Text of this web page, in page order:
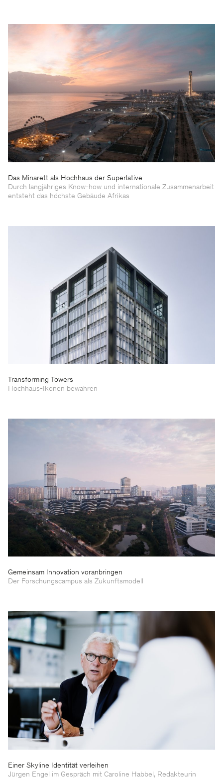
Das Minarett als Hochhaus der Superlative
Durch langjähriges Know-how und internationale Zusammenarbeit
entsteht das höchste Gebäude Afrikas
Transforming Towers
Hochhaus-Ikonen bewahren
Gemeinsam Innovation voranbringen
Der Forschungscampus als Zukunftsmodell
Einer Skyline Identität verleihen
Jürgen Engel im Gespräch mit Caroline Habbel, Redakteurin